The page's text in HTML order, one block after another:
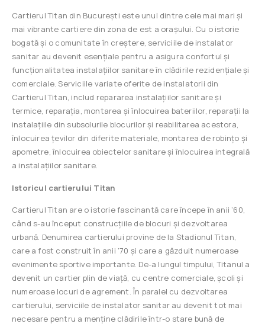
Cartierul Titan din București este unul dintre cele mai mari și
mai vibrante cartiere din zona de est a orașului. Cu o istorie
bogată și o comunitate în creștere, serviciile de instalator
sanitar au devenit esențiale pentru a asigura confortul și
funcționalitatea instalațiilor sanitare în clădirile rezidențiale și
comerciale. Serviciile variate oferite de instalatorii din
Cartierul Titan, includ repararea instalațiilor sanitare și
termice, reparația, montarea și înlocuirea bateriilor, reparații la
instalațiile din subsolurile blocurilor și reabilitarea acestora,
înlocuirea țevilor din diferite materiale, montarea de robințo și
apometre, înlocuirea obiectelor sanitare și înlocuirea integrală
a instalațiilor sanitare.
Istoricul cartierului Titan
Cartierul Titan are o istorie fascinantă care începe în anii ’60,
când s-au început construcțiile de blocuri și dezvoltarea
urbană. Denumirea cartierului provine de la Stadionul Titan,
care a fost construit în anii ’70 și care a găzduit numeroase
evenimente sportive importante. De-a lungul timpului, Titanul a
devenit un cartier plin de viață, cu centre comerciale, școli și
numeroase locuri de agrement. În paralel cu dezvoltarea
cartierului, serviciile de instalator sanitar au devenit tot mai
necesare pentru a menține clădirile într-o stare bună de